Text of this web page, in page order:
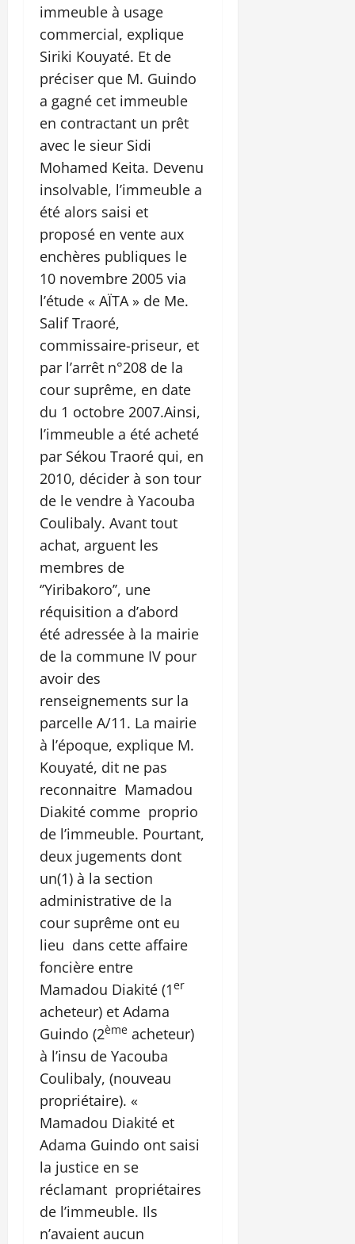
immeuble à usage
commercial, explique
Siriki Kouyaté. Et de
préciser que M. Guindo
a gagné cet immeuble
en contractant un prêt
avec le sieur Sidi
Mohamed Keita. Devenu
insolvable, l’immeuble a
été alors saisi et
proposé en vente aux
enchères publiques le
10 novembre 2005 via
l’étude « AÏTA » de Me.
Salif Traoré,
commissaire-priseur, et
par l’arrêt n°208 de la
cour suprême, en date
du 1 octobre 2007.Ainsi,
l’immeuble a été acheté
par Sékou Traoré qui, en
2010, décider à son tour
de le vendre à Yacouba
Coulibaly. Avant tout
achat, arguent les
membres de
‘’Yiribakoro’’, une
réquisition a d’abord
été adressée à la mairie
de la commune IV pour
avoir des
renseignements sur la
parcelle A/11. La mairie
à l’époque, explique M.
Kouyaté, dit ne pas
reconnaitre Mamadou
Diakité comme proprio
de l’immeuble. Pourtant,
deux jugements dont
un(1) à la section
administrative de la
cour suprême ont eu
lieu dans cette affaire
foncière entre
Mamadou Diakité (1er
acheteur) et Adama
Guindo (2ème acheteur)
à l’insu de Yacouba
Coulibaly, (nouveau
propriétaire). «
Mamadou Diakité et
Adama Guindo ont saisi
la justice en se
réclamant propriétaires
de l’immeuble. Ils
n’avaient aucun